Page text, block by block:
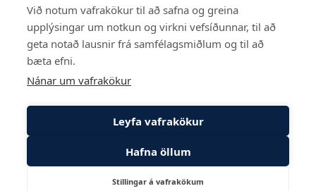
Við notum vafrakökur til að safna og greina
upplýsingar um notkun og virkni vefsíðunnar, til að
geta notað lausnir frá samfélagsmiðlum og til að
bæta efni.
Nánar um vafrakökur
Leyfa vafrakökur
Hafna öllum
Stillingar á vafrakökum
umhverfisskýrsla
05b Deiliskipulag 2021 – skipulagsuppdráttur 1-
12500
05c Deiliskipulag 2021 – skipulagsuppdráttur 1-
2500
05d Deiliskipulag 2021 – auglýsing 1434
06a MáU 2003-2004 – matsskýrsla LV-2003-032
569 6000
Reykjavík
Suðurlandsbraut 24, 108 Reykjavík